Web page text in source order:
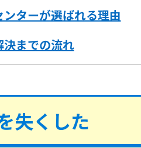
ターが選ばれる理由
までの流れ
失くした